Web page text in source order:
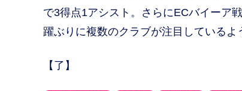
で3得点1アシスト。さらにECバイーア
躍ぶりに複数のクラブが注目しているよ
【了】